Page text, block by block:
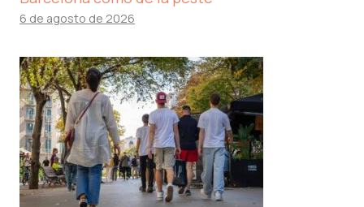
6 de agosto de 2026